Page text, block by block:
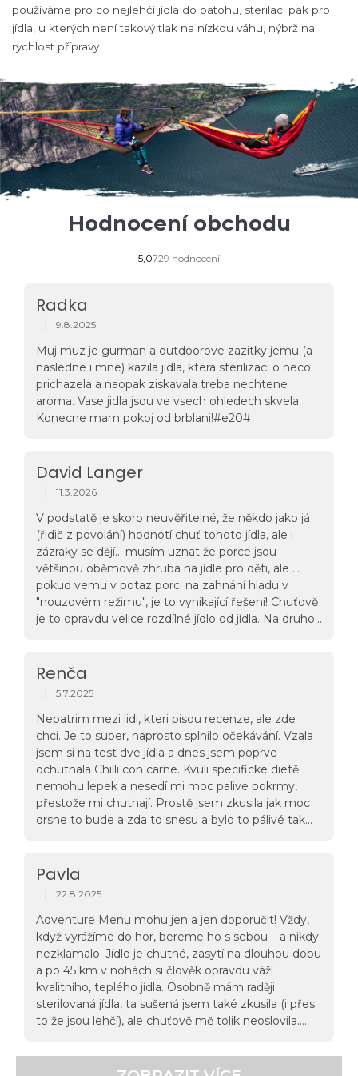
používáme pro co nejlehčí jídla do batohu, sterilaci pak pro
jídla, u kterých není takový tlak na nízkou váhu, nýbrž na
rychlost přípravy.
Hodnocení obchodu
5,0Průměrné
hvězdiček.
729 hodnocení
Radka
Hodnocení obchodu je 5 z 5 hvězdiček.
9.8.2025
Muj muz je gurman a outdoorove zazitky jemu (a
nasledne i mne) kazila jidla, ktera sterilizaci o neco
prichazela a naopak ziskavala treba nechtene
aroma. Vase jidla jsou ve vsech ohledech skvela.
Konecne mam pokoj od brblani!#e20#
David Langer
Hodnocení obchodu je 5 z 5 hvězdiček.
11.3.2026
V podstatě je skoro neuvěřitelné, že někdo jako já
(řidič z povolání) hodnotí chuť tohoto jídla, ale i
zázraky se dějí... musím uznat že porce jsou
většinou oběmově zhruba na jídle pro děti, ale ...
pokud vemu v potaz porci na zahnání hladu v
"nouzovém režimu", je to vynikající řešení! Chuťově
je to opravdu velice rozdílné jídlo od jídla. Na druhou
pohodu...docela mě zajímají další jídla, ale vzhledem
k trvanlivosti si je schovávám na "horší časy" a
občas ochunám když se mi nechce vařit ... to mě
dovádí samoohřevu.... jídlo je teplé akorát v
domácím prostředí (23°) , i když v nouzi budu rád,
tak si rozhodně nikdy neopálím "hubu" a v mraze to
asi bude volba mezi "lízáním guláše a jezením
aspiku". Zatím chválím a opravdu jsem mile
překvapen.
Renča
Hodnocení obchodu je 5 z 5 hvězdiček.
5.7.2025
Nepatrim mezi lidi, kteri pisou recenze, ale zde
chci. Je to super, naprosto splnilo očekávání. Vzala
jsem si na test dve jídla a dnes jsem poprve
ochutnala Chilli con carne. Kvuli specificke dietě
nemohu lepek a nesedí mi moc palive pokrmy,
přestože mi chutnají. Prostě jsem zkusila jak moc
drsne to bude a zda to snesu a bylo to pálivé tak
dokáže uzpusobit pro mene standardní situace lidí
na cestách, vlastne kdekoliv. Libi se mi, ze to neni
extra solené jako někde z hospody. Tohle jídlo doda
komfort tam, kde by jej člověk moc nehledal.
Jednoduché, chutné, rychle hotové a hlavně lehke
na cesty. Jen tak dál. Děkuji Renča
Pavla
Hodnocení obchodu je 5 z 5 hvězdiček.
22.8.2025
Adventure Menu mohu jen a jen doporučit! Vždy,
když vyrážíme do hor, bereme ho s sebou – a nikdy
nezklamalo. Jídlo je chutné, zasytí na dlouhou dobu
a po 45 km v nohách si člověk opravdu váží
kvalitního, teplého jídla. Osobně mám raději
sterilovaná jídla, ta sušená jsem také zkusila (i přes
to že jsou lehčí), ale chuťově mě tolik neoslovila.
Farmářská šunka s čočkovým ragú • Kuřecí na